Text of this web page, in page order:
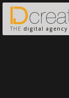
THE digital agency